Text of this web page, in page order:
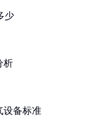
少
析
设备标准